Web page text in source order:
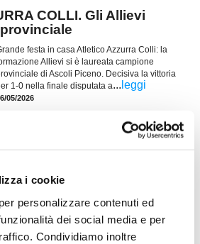
i cookie
personalizzare contenuti ed
dei social media e per
Condividiamo inoltre
COLLI. Gli Allievi
festa in casa Atletico Azzurra Colli: la
Allievi si è laureata campione
di Ascoli Piceno. Decisiva la vittoria
1-0 nella finale disputata a... leggi
05/2026
Orgoglio e
l’ASD
di grande
finale regionale del
che conferma la
calcio giovanile marchigia ...leggi